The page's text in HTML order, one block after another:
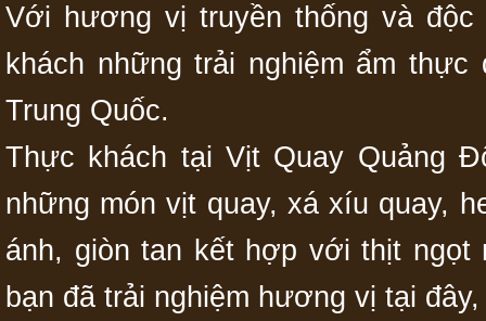
Với hương vị truyền thống và
khách những trải nghiệm ẩm
Trung Quốc.
Thực khách tại Vịt Quay Quảng
những món vịt quay, xá xíu quay,
ánh, giòn tan kết hợp với thịt ngọt
bạn đã trải nghiệm hương vị tại